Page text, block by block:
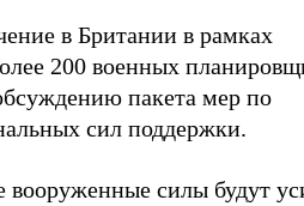
в Британии в рамках
200 военных
пакета мер по
сил поддержки.
вооруженные силы будут